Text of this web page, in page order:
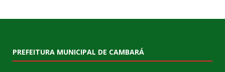
PREFEITURA MUNICIPAL DE CAMBARÁ